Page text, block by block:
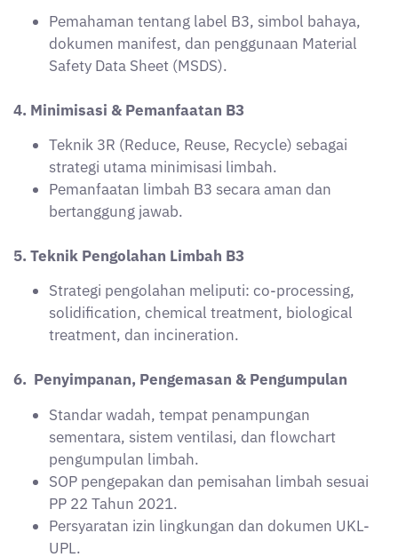
6. Penyimpanan, Pengemasan & Pengumpulan
Standar wadah, tempat penampungan
sementara, sistem ventilasi, dan flowchart
SOP pengepakan dan pemisahan limbah sesuai
PP 22 Tahun 2021.
Persyaratan izin lingkungan dan dokumen UKL-
UPL.
Persyaratan manifest dan dokumen
pengangkutan limbah B3.
Ketentuan landfill khusus B3 dan larangan
dumping sembarangan.
internasional.
8. Pemantauan & Evaluasi Analisis Limbah B3
Teknik sampling (sampling titik, homogen,
pengawetan).
Validasi alat, ketidakpastian pengukuran,
interpretasi hasil laboratorium.
Sistem quality control dan audit hasil analisis.